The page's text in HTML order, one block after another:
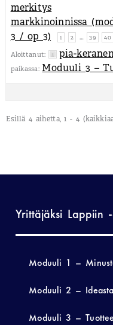
merkitys
markkinoinnissa
3 / op 3)
1 2 … 39 40
Aloittanut: pia-
paikassa: Moduuli 3 –
Esillä 4 aihetta, 1 - 4
Yrittäjäksi Lappiin
Moduuli 1 –
Moduuli 2 –
Moduuli 3 –